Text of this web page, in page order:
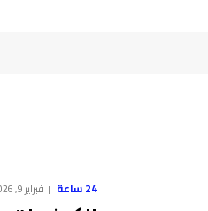
24 ساعة فبراير 9, 2026